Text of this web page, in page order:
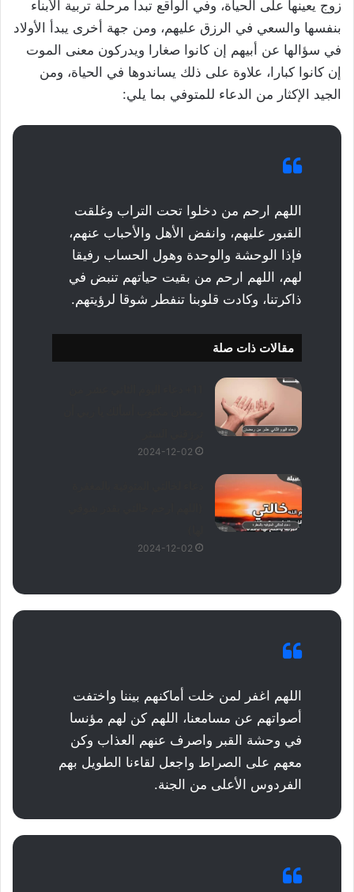
زوج يعينها على الحياة، وفي الواقع تبدأ مرحلة تربية الأبناء
بنفسها والسعي في الرزق عليهم، ومن جهة أخرى يبدأ الأولاد
في سؤالها عن أبيهم إن كانوا صغارا ويدركون معنى الموت
إن كانوا كبارا، علاوة على ذلك يساندوها في الحياة، ومن
الجيد الإكثار من الدعاء للمتوفي بما يلي:
اللهم ارحم من دخلوا تحت التراب وغلقت
القبور عليهم، وانفض الأهل والأحباب عنهم،
فإذا الوحشة والوحدة وهول الحساب رفيقا
لهم، اللهم ارحم من بقيت حياتهم تنبض في
ذاكرتنا، وكادت قلوبنا تنفطر شوقا لرؤيتهم.
مقالات ذات صلة
2024-12-02
2024-12-02
اللهم اغفر لمن خلت أماكنهم بيننا واختفت
أصواتهم عن مسامعنا، اللهم كن لهم مؤنسا
في وحشة القبر واصرف عنهم العذاب وكن
معهم على الصراط واجعل لقاءنا الطويل بهم
الفردوس الأعلى من الجنة.